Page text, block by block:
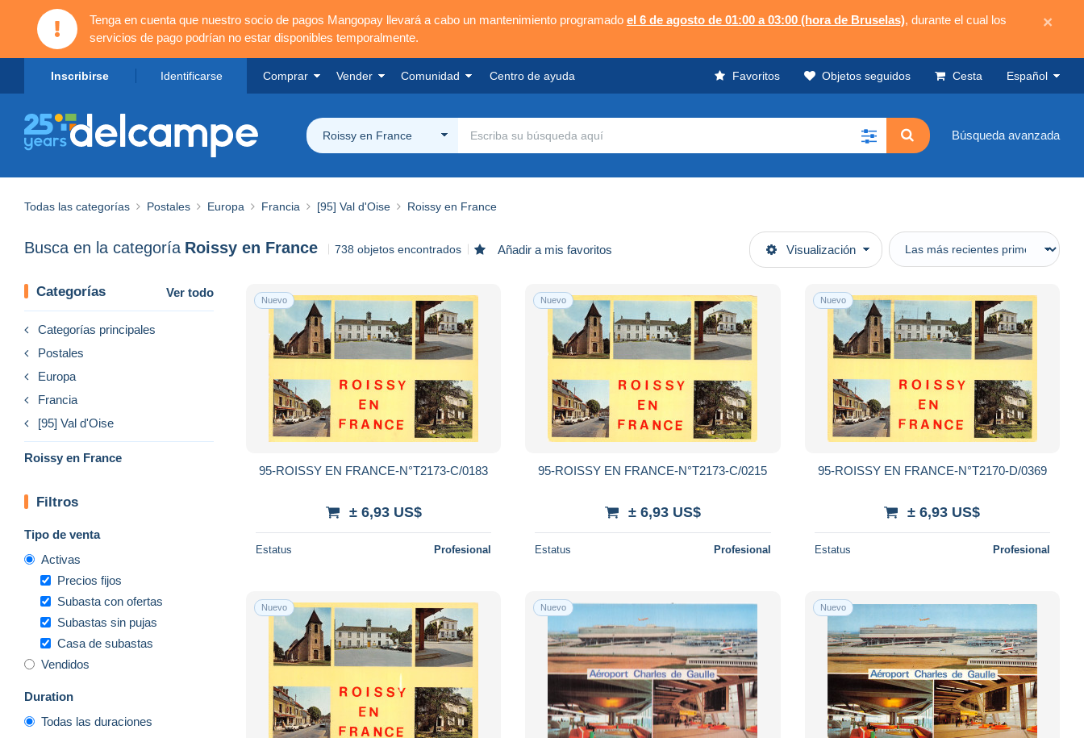
Tenga en cuenta que nuestro socio de pagos Mangopay llevará a cabo un mantenimiento programado el 6 de agosto de 01:00 a 03:00 (hora de Bruselas), durante el cual los
servicios de pago podrían no estar disponibles temporalmente.
×
Inscribirse Identificarse Comprar Vender Comunidad Centro de ayuda Favoritos Objetos seguidos Cesta Español
Roissy en France Búsqueda avanzada
Todas las categorías Postales Europa Francia [95] Val d'Oise Roissy en France
Busca en la categoría Roissy en France 738 objetos encontrados Añadir a mis favoritos Visualización
Categorías Ver todo
Categorías principales
Postales
Europa
Francia
[95] Val d'Oise
Roissy en France
Filtros
Tipo de venta
Activas
Precios fijos
Subasta con ofertas
Subastas sin pujas
Casa de subastas
Vendidos
Duration
Todas las duraciones
Nuevo
95-ROISSY EN FRANCE-N°T2173-C/0183
± 6,93 US$
Estatus Profesional
Nuevo
95-ROISSY EN FRANCE-N°T2173-C/0215
± 6,93 US$
Estatus Profesional
Nuevo
95-ROISSY EN FRANCE-N°T2170-D/0369
± 6,93 US$
Estatus Profesional
Nuevo Nuevo Nuevo